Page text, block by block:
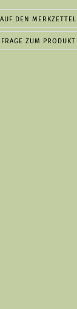
AUF DEN MERKZETTEL
FRAGE ZUM PRODUKT